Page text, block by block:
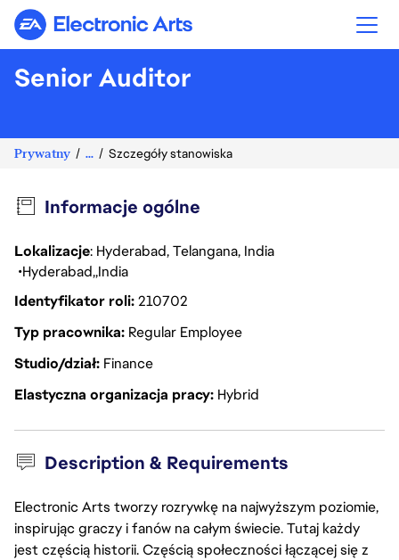
Electronic Arts
Senior Auditor
Prywatny ... Szczegóły stanowiska
Informacje ogólne
Lokalizacje: Hyderabad, Telangana, India
Hyderabad India
Identyfikator roli210702
Typ pracownika Regular Employee
Studio/dział Finance
Elastyczna organizacja pracy Hybrid
Description & Requirements
Electronic Arts tworzy rozrywkę na najwyższym poziomie,
inspirując graczy i fanów na całym świecie. Tutaj każdy
jest częścią historii. Częścią społeczności łączącej się z